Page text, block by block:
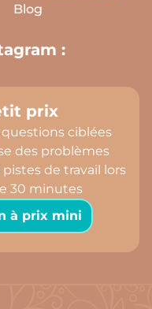
Blog
:
prix
ciblées
des problèmes
de travail lors
30 minutes
à prix mini